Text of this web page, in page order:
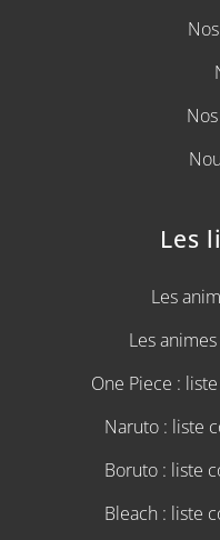
Les
Les
Les
One Piece :
Naruto : liste
Boruto : liste
Bleach : liste